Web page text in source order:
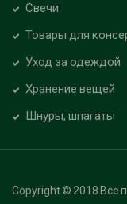
Свечи
Товары для
Уход за одеждой
Хранение вещей
Шнуры, шпагаты
Copyright © 2018 Все